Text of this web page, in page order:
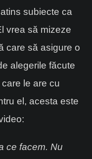
subiecte ca
vrea să mizeze
care să asigure o
alegerile făcute
le are cu
el, acesta este
ce facem. Nu